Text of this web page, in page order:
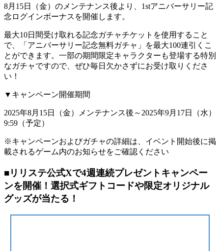
8月15日（金）のメンテナンス後より、1stアニバーサリー記
念ログインボーナスを開催します。
最大10日間受け取れる記念ガチャチケットを使用すること
で、「アニバーサリー記念無料ガチャ」を最大100連引くこ
とができます。一部の期間限定キャラクターも登場する特別
なガチャですので、ぜひ毎日欠かさずにお受け取りくださ
い！
▼キャンペーン開催期間
2025年8月15日（金）メンテナンス後～2025年9月17日（水）
9:59（予定）
※キャンペーンおよびガチャの詳細は、イベント開始後に掲
載されるゲーム内のお知らせをご確認ください
■リリステ公式Xで4週連続プレゼントキャンペー
ンを開催！選択式ギフトコードや限定オリジナル
グッズが当たる！